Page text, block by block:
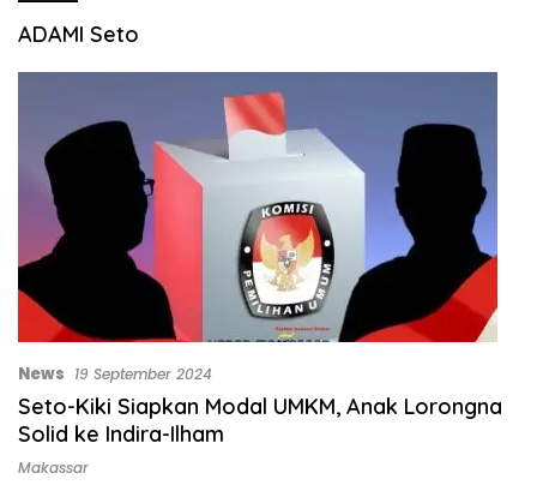
ADAMI Seto
News 19 September 2024
Seto-Kiki Siapkan Modal UMKM, Anak Lorongna
Solid ke Indira-Ilham
Makassar